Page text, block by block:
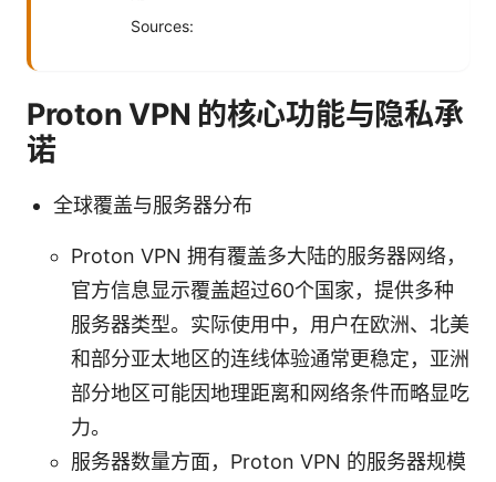
Sources:
Proton VPN 的核心功能与隐私承
诺
全球覆盖与服务器分布
Proton VPN 拥有覆盖多大陆的服务器网络，
官方信息显示覆盖超过60个国家，提供多种
服务器类型。实际使用中，用户在欧洲、北美
和部分亚太地区的连线体验通常更稳定，亚洲
部分地区可能因地理距离和网络条件而略显吃
力。
服务器数量方面，Proton VPN 的服务器规模